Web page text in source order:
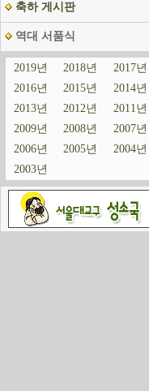
축하 게시판
역대 서품식
2019년 2018년
2017년
2016년
2015년
2014년
2013년
2012년
2011년
2009년
2008년
2007년
2006년
2005년
2004년
2003년